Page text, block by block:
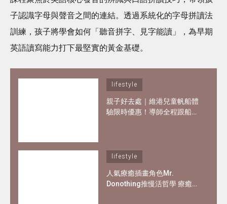
子認識字母與聲音之間的連結。透過系統化的字母拼讀法
訓練，孩子將學會如何「聽音拼字、見字能讀」，為早期
英語讀寫能力打下最堅實的黃金基礎。
lifestyle
親子好去處｜維港兒童帆船體
驗限時優惠！導師全程跟船、
lifestyle
人氣療癒插畫角色Mr.
Donothing推慢活哲學 療癒在